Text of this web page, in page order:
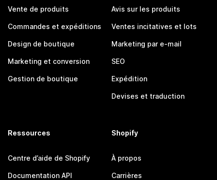
Vente de produits
Commandes et expéditions
Design de boutique
Marketing et conversion
Gestion de boutique
Avis sur les produits
Ventes incitatives et lots
Marketing par e-mail
SEO
Expédition
Devises et traduction
Ressources
Centre d’aide de Shopify
Documentation API
Shopify
À propos
Carrières